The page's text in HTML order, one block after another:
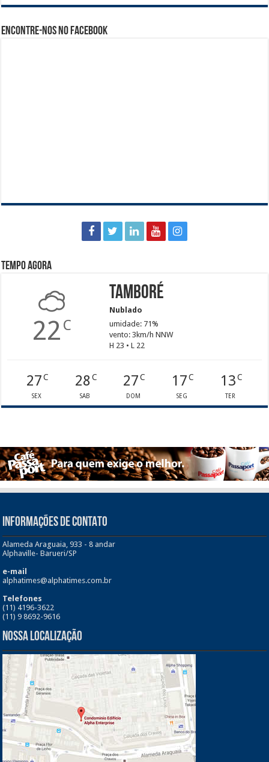
Encontre-nos no Facebook
Tempo agora
22 C
Tamboré
Nublado
umidade: 71%
vento: 3km/h NNW
H 23 • L 22
27C
SEX
28C
SAB
27 C
DOM
17C
SEG
13C
TER
INFORMAÇÕES DE CONTATO
Alameda Araguaia, 933 - 8 andar
Alphaville- Barueri/SP
e-mail
alphatimes@alphatimes.com.br
Telefones
(11) 4196-3622
(11) 9 8692-9616
Nossa Localização